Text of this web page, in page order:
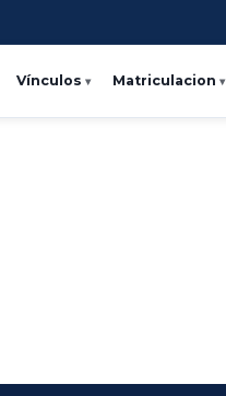
Vínculos Matriculacion